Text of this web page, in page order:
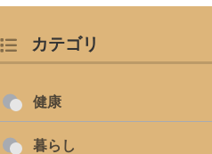
カテゴリ
健康
暮らし